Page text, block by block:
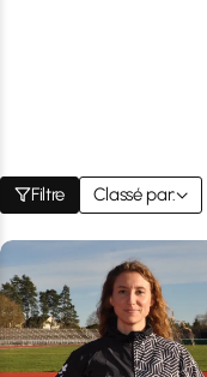
Filtre Classé par: